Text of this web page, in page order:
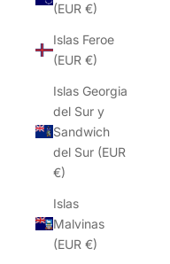
(EUR €)
Islas Feroe
(EUR €)
Islas Georgia
del Sur y
Sandwich
del Sur (EUR
€)
Islas
Malvinas
(EUR €)